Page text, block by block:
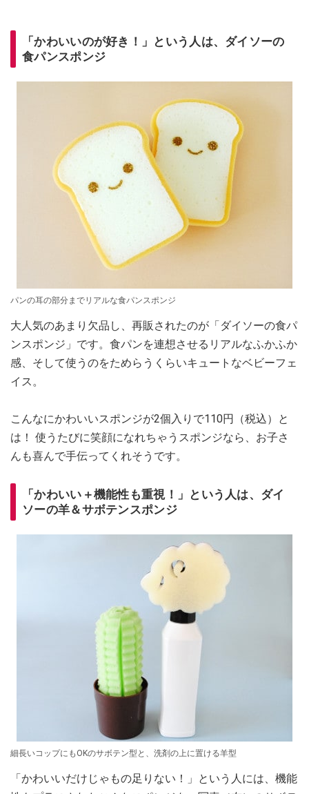
「かわいいのが好き！」という人は、ダイソーの
食パンスポンジ
パンの耳の部分までリアルな食パンスポンジ
大人気のあまり欠品し、再販されたのが「ダイソーの食パ
ンスポンジ」です。食パンを連想させるリアルなふかふか
感、そして使うのをためらうくらいキュートなベビーフェ
イス。
こんなにかわいいスポンジが2個入りで110円（税込）と
は！ 使うたびに笑顔になれちゃうスポンジなら、お子さ
んも喜んで手伝ってくれそうです。
「かわいい＋機能性も重視！」という人は、ダイ
ソーの羊＆サボテンスポンジ
細長いコップにもOKのサボテン型と、洗剤の上に置ける羊型
「かわいいだけじゃもの足りない！」という人には、機能